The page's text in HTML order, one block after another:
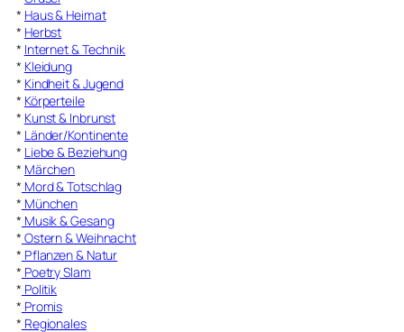
* Haus & Heimat
* Herbst
* Internet & Technik
* Kleidung
* Kindheit & Jugend
* Körperteile
* Kunst & Inbrunst
* Länder/Kontinente
* Liebe & Beziehung
* Märchen
* Mord & Totschlag
* München
* Musik & Gesang
* Ostern & Weihnacht
* Pflanzen & Natur
* Poetry Slam
* Politik
* Promis
* Regionales